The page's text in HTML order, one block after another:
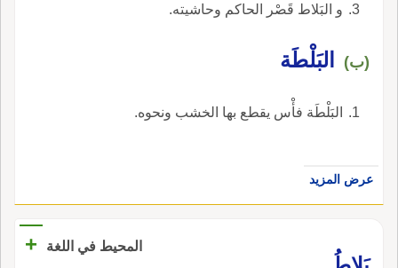
و البَلاط قَصْر الحاكم وحاشيته.
(ب) البَلْطَة
البَلْطَة فأْس يقطع بها الخشب ونحوه.
عرض المزيد
المحيط في اللغة
+